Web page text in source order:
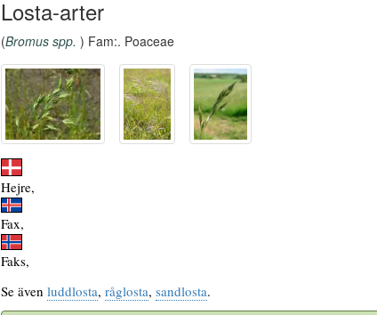
Losta-arter
(Bromus spp. ) Fam:. Poaceae
Hejre,
Fax,
Faks,
Se även luddlosta, råglosta, sandlosta.